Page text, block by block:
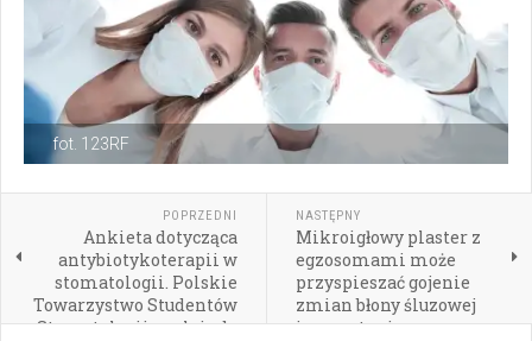
fot. 123RF
POPRZEDNI
Ankieta dotycząca
antybiotykoterapii w
stomatologii. Polskie
Towarzystwo Studentów
Stomatologii apeluje do
NASTĘPNY
Mikroigłowy plaster z
egzosomami może
przyspieszać gojenie
zmian błony śluzowej
jamy ustnej